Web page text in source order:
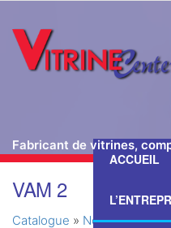
Fabricant de vitrines,
ACCUEIL
VAM 2
Catalogue » Nos Vitrines &